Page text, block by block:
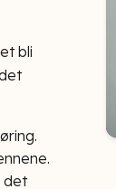
bli
det